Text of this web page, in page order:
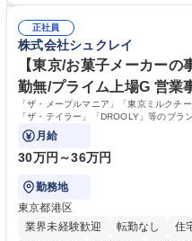
集職種 研究事務【フルリモート・
き方について】フルリモートやハ
イフスタイルに応じた柔軟な働き
援します。 学歴・資格 学歴
正社員
株式会社シュクレイ
【東京/お菓子メーカー
勤無/プライム上場G 営業
「ザ・メープルマニア」「東京ミルクチ
「ザ・テイラー」「DROOLY」等のブラ
ブランド商品の事務業務をお任せいたしま
月給
30万円～36万円
勤務地
東京都港区
業界未経験歓迎
転勤なし 住